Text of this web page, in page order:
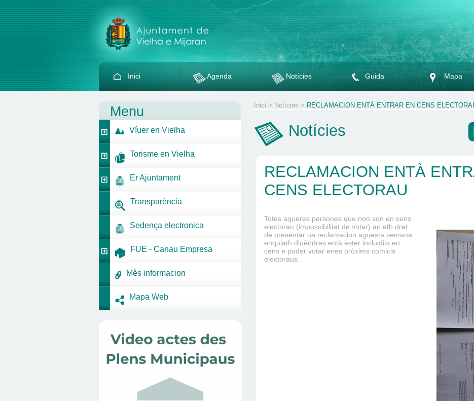
Inici Agenda Notícies Guida Mapa
Menu
Víuer en Vielha
Torisme en Vielha
Er Ajuntament
Transparéncia
Sedença electronica
FUE - Canau Empresa
Mès informacion
Mapa Web
Inici > Notícies > RECLAMACION ENTÀ ENTRAR EN CENS
Notícies
RECLAMACION ENTÀ
CENS ELECTORAU
Totes aqueres persones que non son en cens
electorau (impossibilitat de votar) an eth dret
de presentar ua reclamacion aguesta semana
enquiath diuèndres entà èster incluidits en
cens e poder votar enes pròxims comicis
electoraus.